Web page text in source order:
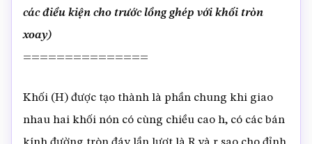
các điều kiện cho trước lồng ghép với khối tròn
xoay)
===============
Khối (H) được tạo thành là phần chung khi giao
nhau hai khối nón có cùng chiều cao h, có các bán